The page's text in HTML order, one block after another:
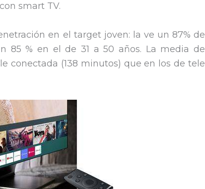
smart TV.
en el target joven: la ve un 87% de
85 % en el de 31 a 50 años. La media de
conectada (138 minutos) que en los de tele